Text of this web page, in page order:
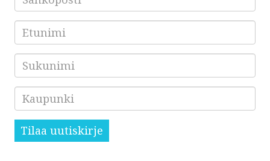
Etunimi
Sukunimi
Kaupunki
Tilaa uutiskirje